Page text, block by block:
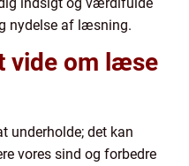
nydelse af læsning.
vide om læse
underholde; det kan
vores sind og forbedre